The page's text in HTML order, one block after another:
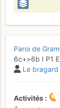
Paroi de
6c+>6b I P1
Le bragard
Activités